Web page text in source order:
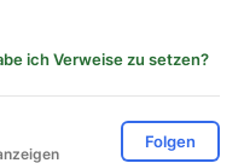
ich Verweise zu setzen?
Folgen